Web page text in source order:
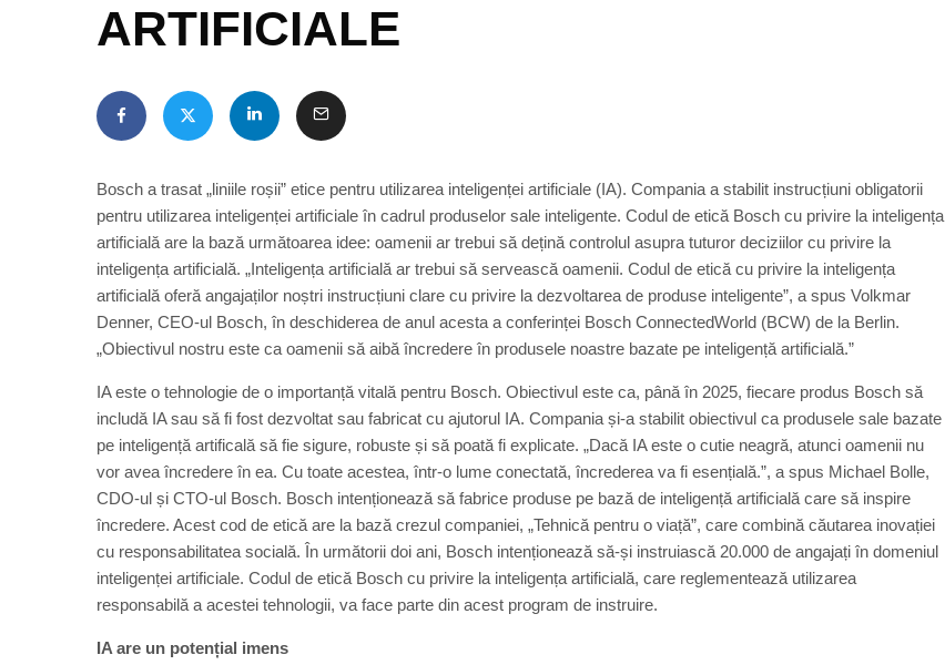
ARTIFICIALE
Bosch a trasat „liniile roșii” etice pentru utilizarea inteligenței artificiale (IA). Compania a stabilit instrucțiuni obligatorii
pentru utilizarea inteligenței artificiale în cadrul produselor sale inteligente. Codul de etică Bosch cu privire la inteligența
artificială are la bază următoarea idee: oamenii ar trebui să dețină controlul asupra tuturor deciziilor cu privire la
inteligența artificială. „Inteligența artificială ar trebui să servească oamenii. Codul de etică cu privire la inteligența
artificială oferă angajaților noștri instrucțiuni clare cu privire la dezvoltarea de produse inteligente”, a spus Volkmar
Denner, CEO-ul Bosch, în deschiderea de anul acesta a conferinței Bosch ConnectedWorld (BCW) de la Berlin.
„Obiectivul nostru este ca oamenii să aibă încredere în produsele noastre bazate pe inteligență artificială.”
IA este o tehnologie de o importanță vitală pentru Bosch. Obiectivul este ca, până în 2025, fiecare produs Bosch să
includă IA sau să fi fost dezvoltat sau fabricat cu ajutorul IA. Compania și-a stabilit obiectivul ca produsele sale bazate
pe inteligență artificală să fie sigure, robuste și să poată fi explicate. „Dacă IA este o cutie neagră, atunci oamenii nu
vor avea încredere în ea. Cu toate acestea, într-o lume conectată, încrederea va fi esențială.”, a spus Michael Bolle,
CDO-ul și CTO-ul Bosch. Bosch intenționează să fabrice produse pe bază de inteligență artificială care să inspire
încredere. Acest cod de etică are la bază crezul companiei, „Tehnică pentru o viață”, care combină căutarea inovației
cu responsabilitatea socială. În următorii doi ani, Bosch intenționează să-și instruiască 20.000 de angajați în domeniul
inteligenței artificiale. Codul de etică Bosch cu privire la inteligența artificială, care reglementează utilizarea
responsabilă a acestei tehnologii, va face parte din acest program de instruire.
IA are un potențial imens